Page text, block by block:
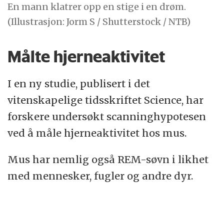
En mann klatrer opp en stige i en drøm.
(Illustrasjon: Jorm S / Shutterstock / NTB)
Målte hjerneaktivitet
I en ny studie, publisert i det
vitenskapelige tidsskriftet Science, har
forskere undersøkt scanninghypotesen
ved å måle hjerneaktivitet hos mus.
Mus har nemlig også REM-søvn i likhet
med mennesker, fugler og andre dyr.